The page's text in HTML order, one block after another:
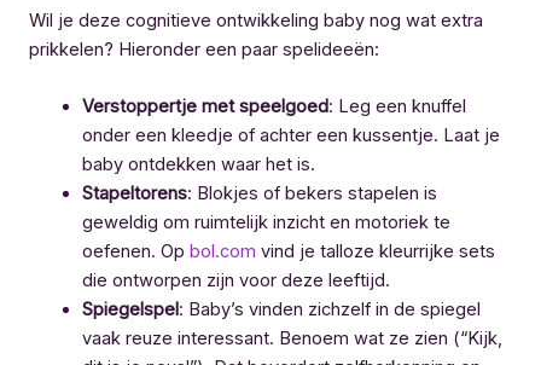
Wil je deze cognitieve ontwikkeling baby nog wat extra
prikkelen? Hieronder een paar spelideeën:
Verstoppertje met speelgoed: Leg een knuffel
onder een kleedje of achter een kussentje. Laat je
baby ontdekken waar het is.
Stapeltorens: Blokjes of bekers stapelen is
geweldig om ruimtelijk inzicht en motoriek te
oefenen. Op bol.com vind je talloze kleurrijke sets
die ontworpen zijn voor deze leeftijd.
Spiegelspel: Baby’s vinden zichzelf in de spiegel
vaak reuze interessant. Benoem wat ze zien (“Kijk,